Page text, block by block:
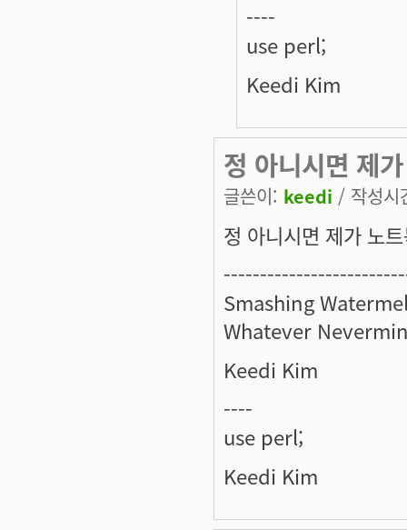
----
use perl;
Keedi Kim
정 아니시면 제가
글쓴이: keedi / 작성
정 아니시면 제가 노
Smashing
Whatever
Keedi Kim
----
use perl;
Keedi Kim